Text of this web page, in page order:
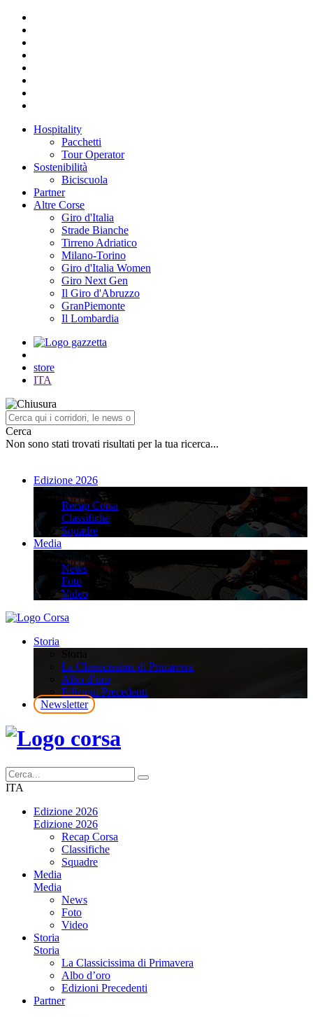
Hospitality
Pacchetti
Tour Operator
Sostenibilità
Biciscuola
Partner
Altre Corse
Giro d'Italia
Strade Bianche
Tirreno Adriatico
Milano-Torino
Giro d'Italia Women
Giro Next Gen
Il Giro d'Abruzzo
GranPiemonte
Il Lombardia
store
ITA
Cerca
Non sono stati trovati risultati per la tua ricerca...
Edizione 2026
Edizione 2026
Recap Corsa
Classifiche
Squadre
Media
Media
News
Foto
Video
Storia
La Classicissima di Primavera
Albo d’oro
Edizioni Precedenti
Newsletter
ITA
Edizione 2026
Edizione 2026
Recap Corsa
Classifiche
Squadre
Media
Media
News
Foto
Video
Storia
Storia
La Classicissima di Primavera
Albo d’oro
Edizioni Precedenti
Partner